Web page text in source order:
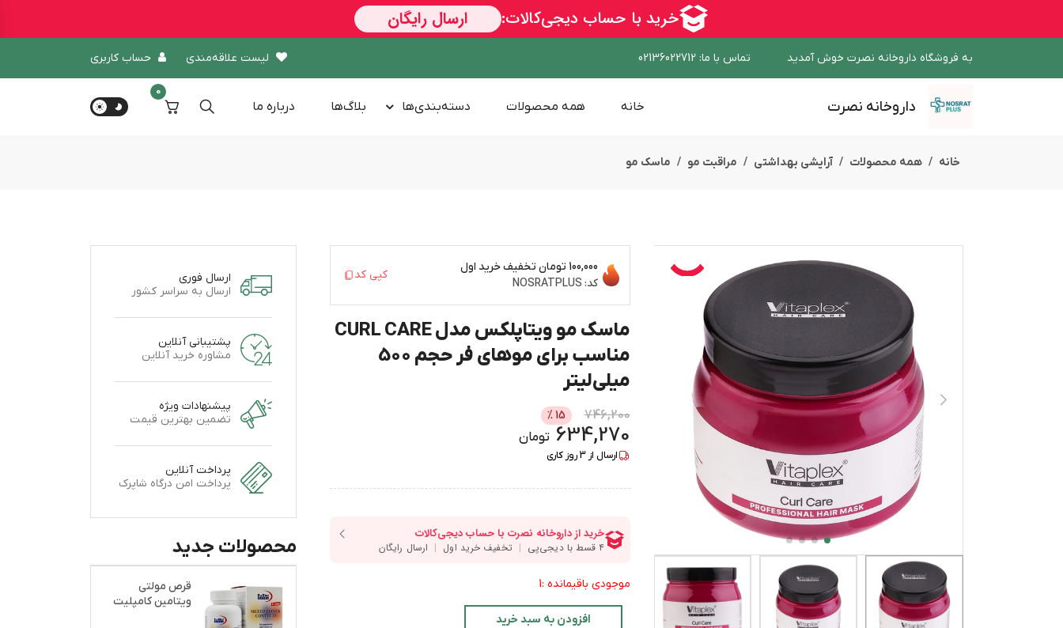
به فروشگاه داروخانه نصرت خوش آمدید تماس با ما:
02136022712 لیست علاقه‌مندی حساب کاربری
داروخانه نصرت خانه همه محصولات دسته‌بندی‌ها بلاگ‌ها درباره‌ ما
0
خانه همه محصولات آرایشی بهداشتی مراقبت مو ماسک مو
100,000 تومان
تخفیف خرید اول
کد: NOSRATPLUS
کپی کد
ماسک مو ویتاپلکس مدل CURL CARE
مناسب برای موهای فر حجم 500
میلی‌لیتر
746,200
15
%
634,270 تومان
ارسال از 3روز کاری
موجودی باقیمانده :1
افزودن به سبد خرید
ارسال فوری
ارسال به سراسر کشور
پشتیبانی آنلاین
مشاوره خرید آنلاین
پیشنهادات ویژه
تضمین بهترین قیمت
پرداخت آنلاین
پرداخت امن درگاه شاپرک
محصولات جدید
قرص مولتی
ویتامین کامپلیت